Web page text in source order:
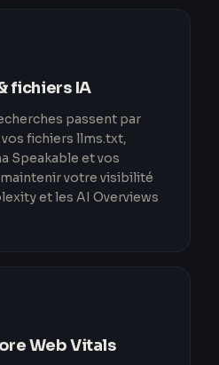
fichiers IA
passent par
fichiers llms.txt,
Speakable et vos
votre visibilité
et les AI Overviews
Web Vitals